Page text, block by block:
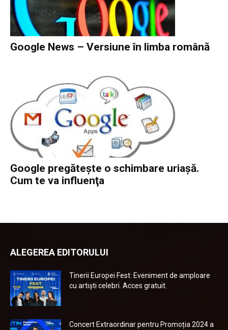
Google News – Versiune în limba română
Google pregăteşte o schimbare uriaşă.
Cum te va influenţa
ALEGEREA EDITORULUI
Tinerii Europei Fest: Eveniment de amploare
cu artiști celebri. Acces gratuit.
Concert Extraordinar pentru Promoția 2024 a